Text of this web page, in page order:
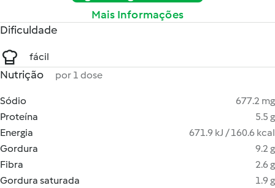
Mais Informações
Dificuldade
fácil
Nutrição por 1 dose
Sódio
677.2 mg
Proteína
5.5 g
Energia
671.9 kJ / 160.6 kcal
Gordura
9.2 g
Fibra
2.6 g
Gordura saturada
1.9 g